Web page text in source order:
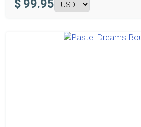
$ 99.95